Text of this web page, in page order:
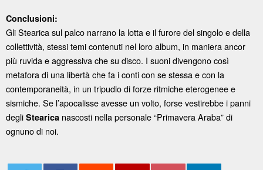
Conclusioni:
Gli Stearica sul palco narrano la lotta e il furore del singolo e della
collettività, stessi temi contenuti nel loro album, in maniera ancor
più ruvida e aggressiva che su disco. I suoni divengono così
metafora di una libertà che fa i conti con se stessa e con la
contemporaneità, in un tripudio di forze ritmiche eterogenee e
sismiche. Se l’apocalisse avesse un volto, forse vestirebbe i panni
degli Stearica nascosti nella personale “Primavera Araba” di
ognuno di noi.